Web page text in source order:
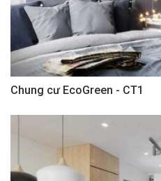
Chung cư EcoGreen - CT1